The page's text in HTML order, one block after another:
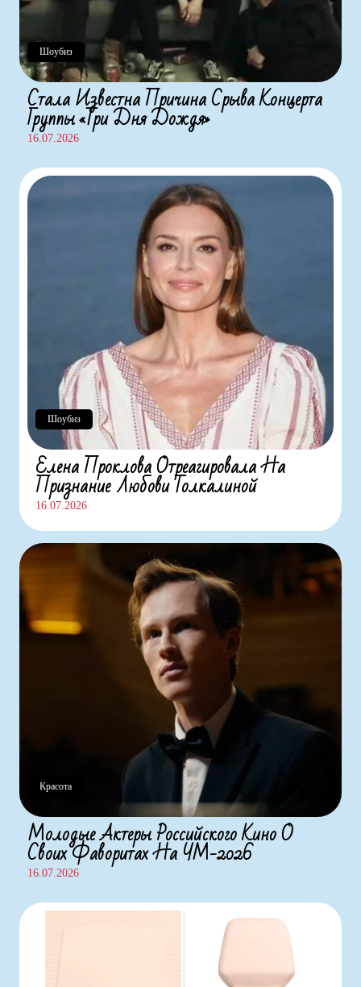
Шоубиз
Стала Известна Причина Срыва Концерта
Группы «Три Дня Дождя»
16.07.2026
Елена Проклова Отреагировала На
Признание Любови Толкалиной
16.07.2026
Шоубиз
Красота
Молодые Актеры Российского Кино О
Своих Фаворитах На ЧМ-2026
16.07.2026